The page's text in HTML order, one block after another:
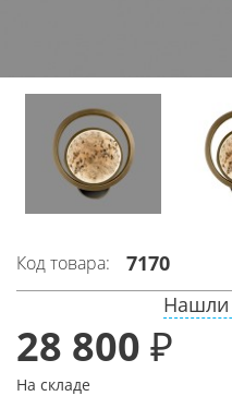
Код товара: 7170
28 800 ₽
На складе
Нашли